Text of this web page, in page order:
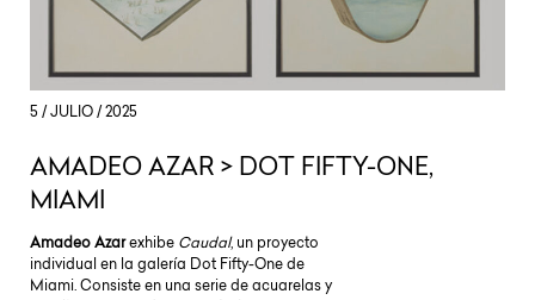
5 / JULIO / 2025
AMADEO AZAR > DOT FIFTY-ONE,
MIAMI
Amadeo Azarexhibe Caudal, un proyecto
individual en la galería Dot Fifty-One de
Miami. Consiste en una serie de acuarelas y